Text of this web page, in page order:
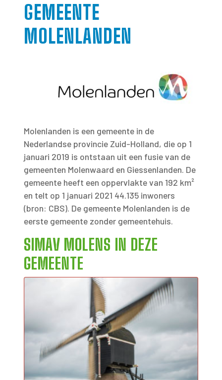
GEMEENTE
MOLENLANDEN
Molenlanden is een gemeente in de
Nederlandse provincie Zuid-Holland, die op 1
januari 2019 is ontstaan uit een fusie van de
gemeenten Molenwaard en Giessenlanden. De
gemeente heeft een oppervlakte van 192 km²
en telt op 1 januari 2021 44.135 inwoners
(bron: CBS). De gemeente Molenlanden is de
eerste gemeente zonder gemeentehuis.
SIMAV MOLENS IN DEZE
GEMEENTE